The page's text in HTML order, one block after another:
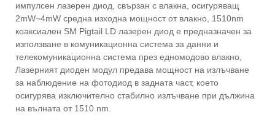
импулсен лазерен диод, свързан с влакна, осигуряващ
2mW~4mW средна изходна мощност от влакно, 1510nm
коаксиален SM Pigtail LD лазерен диод е предназначен за
използване в комуникационна система за данни и
телекомуникационна система през едномодово влакно,
Лазерният диоден модул предава мощност на излъчване
за наблюдение на фотодиод в задната част, което
осигурява изключително стабилно излъчване при дължина
на вълната от 1510 nm.